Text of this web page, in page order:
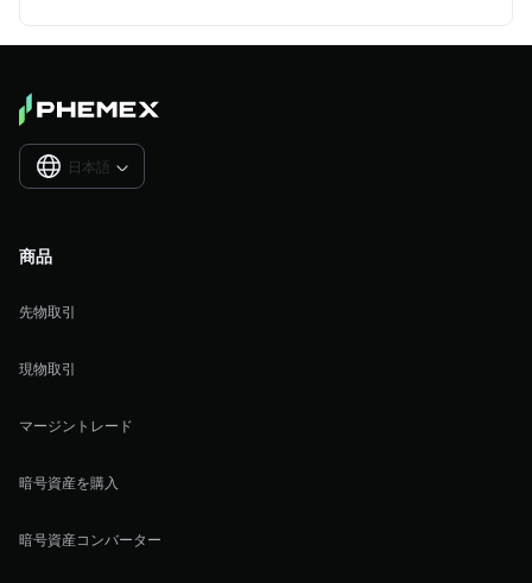
日本語 
商品
先物取引
現物取引
マージントレード
暗号資産を購入
暗号資産コンバーター